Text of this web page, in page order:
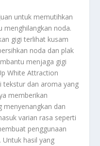
untuk memutihkan
menghilangkan noda.
gigi terlihat kusam
noda dan plak
menjaga gigi
White Attraction
tekstur dan aroma yang
memberikan
menyenangkan dan
varian rasa seperti
penggunaan
Untuk hasil yang